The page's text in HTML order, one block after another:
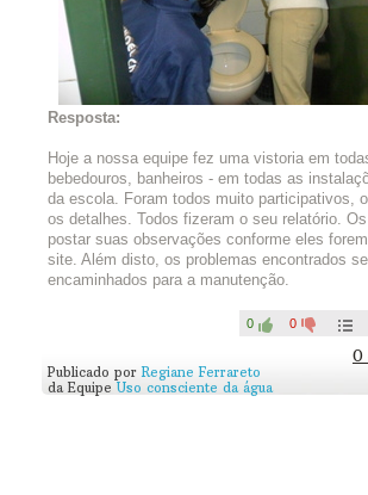
Sua equipe não identificou nenhum
para sua escola! Mas isso não é desculpa
não é mesmo? Quais medidas seu grupo
ser tomadas para economizar água? Vamos
ideias também!
Resposta:
Hoje a nossa equipe fez uma vistoria em
bebedouros, banheiros - em todas as
da escola. Foram todos muito participativos,
os detalhes. Todos fizeram o seu relatório.
postar suas observações conforme eles
site. Além disto, os problemas encontrados
encaminhados para a manutenção.
0 0
0
Publicado por Regiane Ferrareto
da Equipe Uso consciente da água